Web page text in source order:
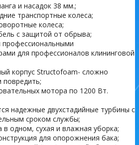
и насадок 38 мм.;
транспортные колеса;
колеса;
с защитой от обрыва;
профессиональными
для профессионалов клининговой
корпус Structofoam- сложно
повредить;
мотора по 1200 Вт.
надежные двухстадийные турбины с
сроком службы;
в одном, сухая и влажная уборка;
для опорожнения бака;